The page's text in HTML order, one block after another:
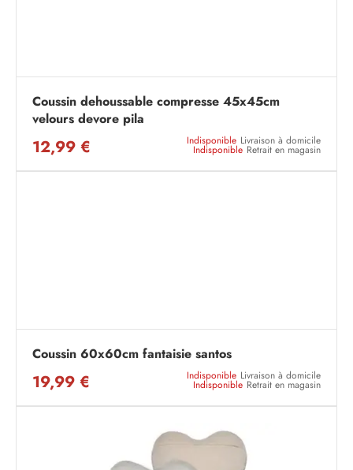
Coussin dehoussable compresse 45x45cm
velours devore pila
12,99 € Indisponible Livraison à domicile
Indisponible Retrait en magasin
Coussin 60x60cm fantaisie santos
19,99 € Indisponible Livraison à domicile
Indisponible Retrait en magasin